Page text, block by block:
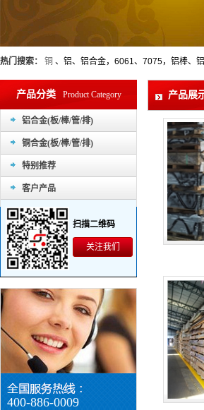
热门搜索： 铜 、铝、铝合金，6061、7075，铝棒、
产品分类 Product Category
铝合金(板/棒/管/排)
铜合金(板/棒/管/排)
特别推荐
客户产品
扫描二维码
关注我们
400-886-0009
产品展